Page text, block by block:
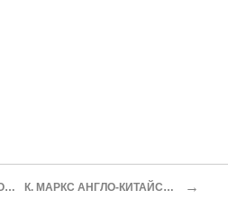
К. МАРКС МОРСКАЯ ТОРГОВЛЯ АВСТРИИ К. МАРКС АНГЛО-КИТАЙСКИЙ КОНФЛИКТ →